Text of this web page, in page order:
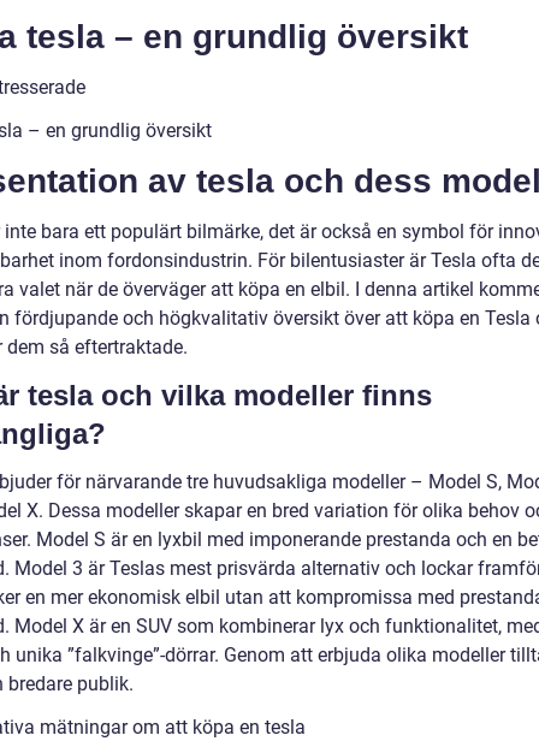
tesla – en grundlig översikt
– en grundlig översikt
av tesla och dess
inte bara ett populärt bilmärke, det är också en symbol för
inom fordonsindustrin. För bilentusiaster är Tesla ofta
valet när de överväger att köpa en elbil. I denna artikel
fördjupande och högkvalitativ översikt över att köpa en Tesla
dem så eftertraktade.
tesla och vilka modeller finns
för närvarande tre huvudsakliga modeller – Model S,
X. Dessa modeller skapar en bred variation för olika behov
Model S är en lyxbil med imponerande prestanda och en
Model 3 är Teslas mest prisvärda alternativ och lockar
en mer ekonomisk elbil utan att kompromissa med
Model X är en SUV som kombinerar lyx och funktionalitet,
unika ”falkvinge”-dörrar. Genom att erbjuda olika modeller
bredare publik.
mätningar om att köpa en tesla